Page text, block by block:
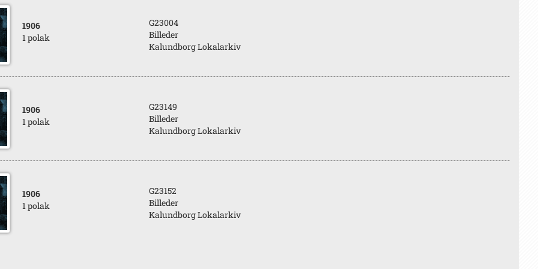
1906
1 polak
G23004
Billeder
Kalundborg Lokalarkiv
1906
1 polak
G23149
Billeder
Kalundborg Lokalarkiv
1906
1 polak
G23152
Billeder
Kalundborg Lokalarkiv